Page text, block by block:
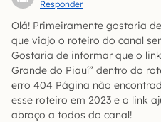
Responder
Olá! Primeiramente gostaria
que viajo o roteiro do canal
Gostaria de informar que o
Grande do Piauí” dentro do
erro 404 Página não
esse roteiro em 2023 e o link
abraço a todos do canal!